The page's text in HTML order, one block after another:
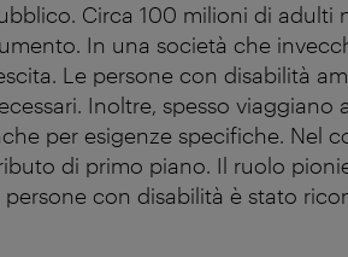
Circa 100 milioni di adulti
In una società che
Le persone con disabilità
Inoltre, spesso viaggiano
per esigenze specifiche. Nel
di primo piano. Il ruolo
con disabilità è stato